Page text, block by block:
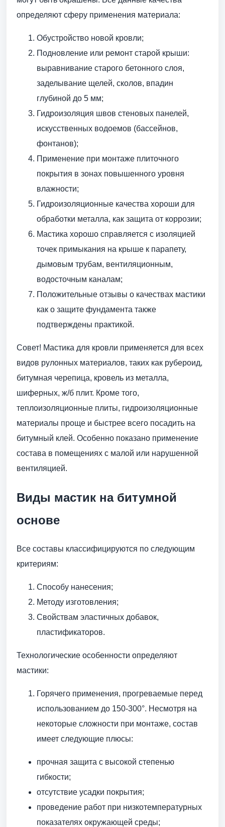
определяют сферу применения материала:
Обустройство новой кровли;
Подновление или ремонт старой крыши:
выравнивание старого бетонного слоя,
заделывание щелей, сколов, впадин
глубиной до 5 мм;
Гидроизоляция швов стеновых панелей,
искусственных водоемов (бассейнов,
фонтанов);
Применение при монтаже плиточного
покрытия в зонах повышенного уровня
влажности;
Гидроизоляционные качества хороши для
обработки металла, как защита от коррозии;
Мастика хорошо справляется с изоляцией
точек примыкания на крыше к парапету,
дымовым трубам, вентиляционным,
водосточным каналам;
Положительные отзывы о качествах мастики
как о защите фундамента также
подтверждены практикой.
Совет! Мастика для кровли применяется для всех
видов рулонных материалов, таких как рубероид,
битумная черепица, кровель из металла,
шиферных, ж/б плит. Кроме того,
теплоизоляционные плиты, гидроизоляционные
материалы проще и быстрее всего посадить на
битумный клей. Особенно показано применение
состава в помещениях с малой или нарушенной
вентиляцией.
Виды мастик на битумной
основе
Все составы классифицируются по следующим
критериям:
Способу нанесения;
Методу изготовления;
Свойствам эластичных добавок,
пластификаторов.
Технологические особенности определяют
мастики:
Горячего применения, прогреваемые перед
использованием до 150-300°. Несмотря на
некоторые сложности при монтаже, состав
имеет следующие плюсы:
прочная защита с высокой степенью
гибкости;
отсутствие усадки покрытия;
проведение работ при низкотемпературных
показателях окружающей среды;